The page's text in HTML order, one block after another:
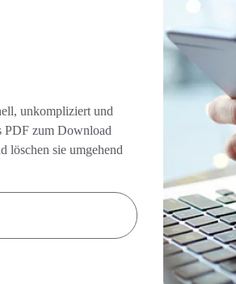
unkompliziert und
PDF zum Download
löschen sie umgehend